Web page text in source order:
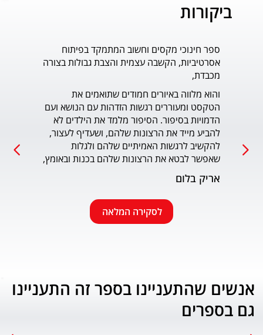
ביקורות
ספר חינוכי מקסים וחשוב המתמקד בפיתוח
אסרטיביות, הקשבה עצמית והצבת גבולות בצורה
מכבדת,
והוא מלווה באיורים חמודים שתואמים את
הדמויות בסיפור. הסיפור מלמד את הילדים לא
להקשיב לרגשות האמיתיים שלהם ולגלות
ורגשית בגובה העיניים של הילדים. מומלץ בחום.
אריק בלום
לסקירה המלאה
אנשים שהתעניינו בספר זה התעניינו
גם בספרים